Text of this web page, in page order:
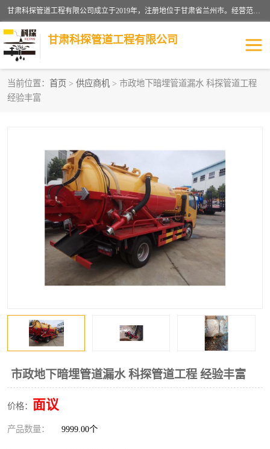
甘肃科探管道工程有限公司成立于2019年，注册地位于甘肃省兰州市。经营范围包括管道安装、清洗、疏通、维修、检测，防水工程，工程钻孔，化粪池清理，暖气安装，给排水管道安装维修，室内外管道如消防、供水、供热管道漏水检测定位，室内外防水堵漏等。
甘肃科探管道工程有限公司
当前位置： 首页 > 供应商机 > 市政地下暗埋管道漏水 科探管道工程
经验丰富
市政地下暗埋管道漏水 科探管道工程 经验丰富
价格： 面议
产品数量： 9999.00个
管道安装维修
供热管道漏水 排水管道漏水
自来水管漏水 管道疏通
高压车疏通清淤